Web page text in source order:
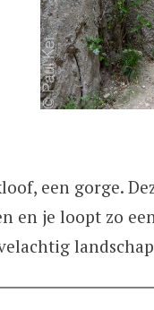
een gorge.
en je loopt zo